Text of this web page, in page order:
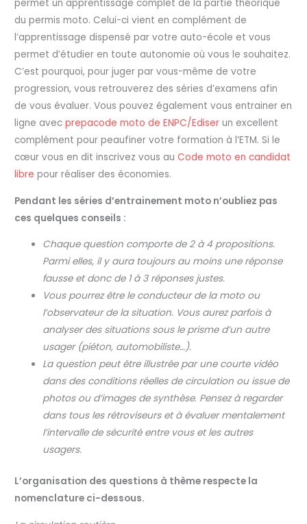
permet un apprentissage complet de la partie théorique
du permis moto. Celui-ci vient en complément de
l’apprentissage dispensé par votre auto-école et vous
permet d’étudier en toute autonomie où vous le souhaitez.
C’est pourquoi, pour juger par vous-même de votre
progression, vous retrouverez des séries d’examens afin
de vous évaluer. Vous pouvez également vous entrainer en
ligne avecprepacode moto de ENPC/Ediser un excellent
complément pour peaufiner votre formation à l’ETM. Si le
cœur vous en dit inscrivez vous auCode moto en candidat
libre pour réaliser des économies.
Pendant les séries d’entrainement moto n’oubliez pas
ces quelques conseils :
Chaque question comporte de 2 à 4 propositions.
Parmi elles, il y aura toujours au moins une réponse
fausse et donc de 1 à 3 réponses justes.
Vous pourrez être le conducteur de la moto ou
l’observateur de la situation. Vous aurez parfois à
analyser des situations sous le prisme d’un autre
usager (piéton, automobiliste…).
La question peut être illustrée par une courte vidéo
dans des conditions réelles de circulation ou issue de
photos ou d’images de synthèse. Pensez à regarder
dans tous les rétroviseurs et à évaluer mentalement
l’intervalle de sécurité entre vous et les autres
usagers.
L’organisation des questions à thème respecte la
nomenclature ci-dessous.